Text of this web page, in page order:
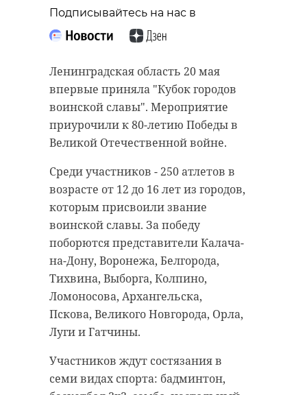
Подписывайтесь на нас в
Ленинградская область 20 мая
впервые приняла "Кубок городов
воинской славы". Мероприятие
приурочили к 80-летию Победы в
Великой Отечественной войне.
Среди участников - 250 атлетов в
возрасте от 12 до 16 лет из городов,
которым присвоили звание
воинской славы. За победу
поборются представители Калача-
на-Дону, Воронежа, Белгорода,
Тихвина, Выборга, Колпино,
Ломоносова, Архангельска,
Пскова, Великого Новгорода, Орла,
Луги и Гатчины.
Участников ждут состязания в
семи видах спорта: бадминтон,